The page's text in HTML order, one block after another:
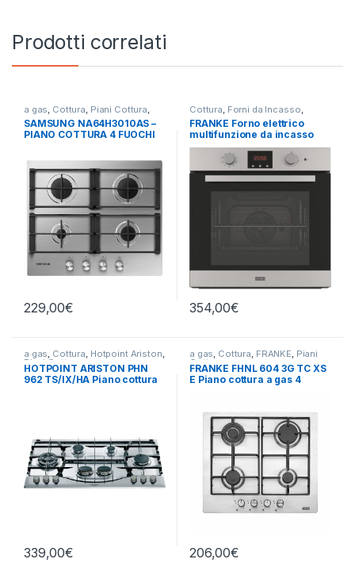
Prodotti correlati
a gas Cottura Piani Cottura
SAMSUNG
SAMSUNG NA64H3010AS –
PIANO COTTURA 4 FUOCHI
229,00€
Cottura Forni da Incasso
FRANKE
FRANKE Forno elettrico
multifunzione da incasso
FSL 86 H XS
354,00€
a gas, Cottura, Hotpoint Ariston,
Piani Cottura
HOTPOINT ARISTON PHN
962 TS/IX/HA Piano cottura
339,00€
a gas, Cottura, FRANKE, Piani
Cottura
FRANKE FHNL 604 3G TC XS
E Piano cottura a gas 4
206,00€